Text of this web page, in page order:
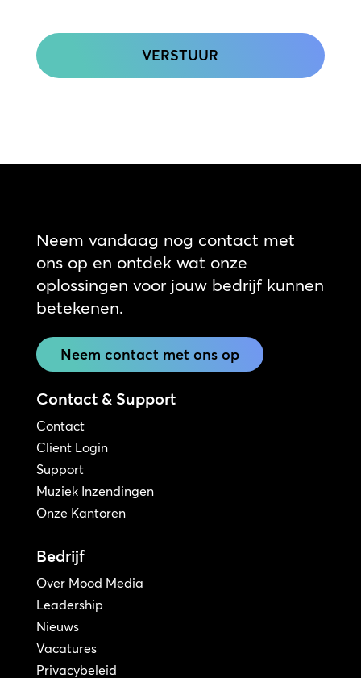
Neem vandaag nog contact met
ons op en ontdek wat onze
oplossingen voor jouw bedrijf kunnen
betekenen.
Neem contact met ons op
Contact & Support
Contact
Client Login
Support
Muziek Inzendingen
Onze Kantoren
Bedrijf
Over Mood Media
Leadership
Nieuws
Vacatures
Privacybeleid